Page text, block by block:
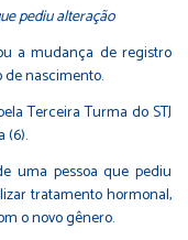
pediu alteração
a mudança de registro
nascimento.
Terceira Turma do STJ
(6).
uma pessoa que pediu
tratamento hormonal,
o novo gênero.